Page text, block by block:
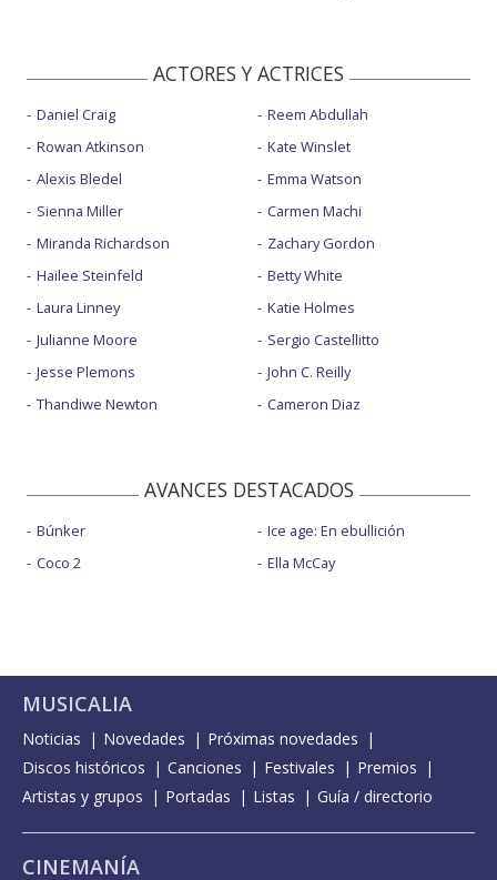
ACTORES Y ACTRICES
Daniel Craig
Rowan Atkinson
Alexis Bledel
Sienna Miller
Miranda Richardson
Hailee Steinfeld
Laura Linney
Julianne Moore
Jesse Plemons
Thandiwe Newton
Reem Abdullah
Kate Winslet
Emma Watson
Carmen Machi
Zachary Gordon
Betty White
Katie Holmes
Sergio Castellitto
John C. Reilly
Cameron Diaz
AVANCES DESTACADOS
Búnker
Coco 2
Ice age: En ebullición
Ella McCay
MUSICALIA
Noticias Novedades
Próximas novedades
Discos históricos
Canciones Festivales
Premios
Artistas y grupos
Portadas Listas Guía / directorio
CINEMANÍA